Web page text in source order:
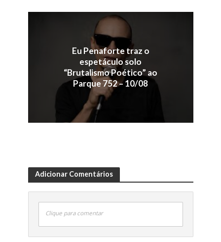
Eu Penaforte traz o
espetáculo solo
“Brutalismo Poético” ao
Parque 752 – 10/08
Adicionar Comentários
Clique para comentar